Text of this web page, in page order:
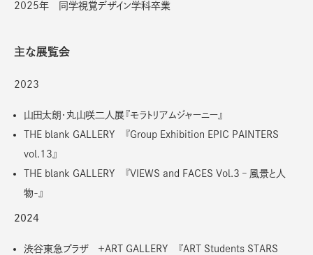
2025年 同学視覚デザイン学科卒業
主な展覧会
2023
山田太朗・丸山咲二人展『モラトリアムジャーニー』
THE blank GALLERY 『Group Exhibition EPIC PAINTERS
vol.13』
THE blank GALLERY 『VIEWS and FACES Vol.3 – 風景と人
物-』
2024
渋谷東急プラザ ＋ART GALLERY 『ART Students STARS